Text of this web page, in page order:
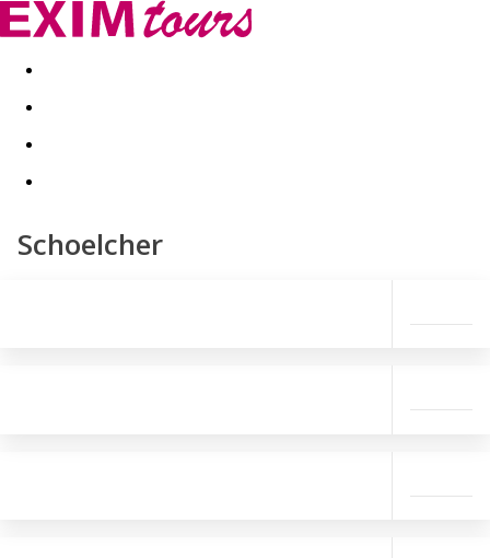
Akční nabídky Last minute
Schoelcher